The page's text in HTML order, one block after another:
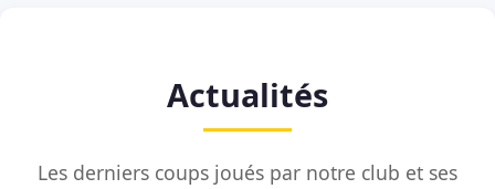
Actualités
Les derniers coups joués par notre club et ses